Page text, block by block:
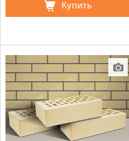
Купить